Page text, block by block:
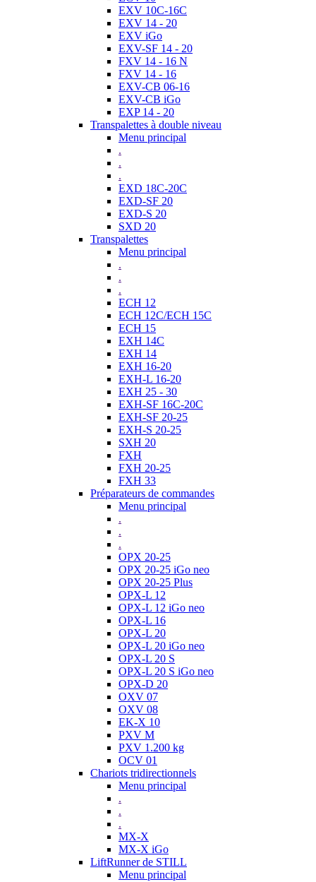
EXV 10C-16C
EXV 14 - 20
EXV iGo
EXV-SF 14 - 20
FXV 14 - 16 N
FXV 14 - 16
EXV-CB 06-16
EXV-CB iGo
EXP 14 - 20
Transpalettes à double niveau
Menu principal
.
.
.
EXD 18C-20C
EXD-SF 20
EXD-S 20
SXD 20
Transpalettes
Menu principal
.
.
.
ECH 12
ECH 12C/ECH 15C
ECH 15
EXH 14C
EXH 14
EXH 16-20
EXH-L 16-20
EXH 25 - 30
EXH-SF 16C-20C
EXH-SF 20-25
EXH-S 20-25
SXH 20
FXH
FXH 20-25
FXH 33
Préparateurs de commandes
Menu principal
.
.
.
OPX 20-25
OPX 20-25 iGo neo
OPX 20-25 Plus
OPX-L 12
OPX-L 12 iGo neo
OPX-L 16
OPX-L 20
OPX-L 20 iGo neo
OPX-L 20 S
OPX-L 20 S iGo neo
OPX-D 20
OXV 07
OXV 08
EK-X 10
PXV M
PXV 1.200 kg
OCV 01
Chariots tridirectionnels
Menu principal
.
.
.
MX-X
MX-X iGo
LiftRunner de STILL
Menu principal